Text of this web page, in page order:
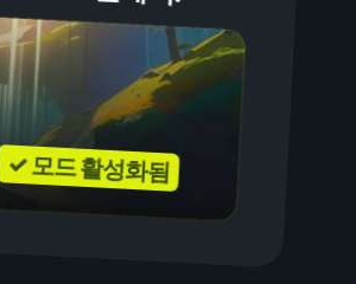
✓ 모드 활성화됨